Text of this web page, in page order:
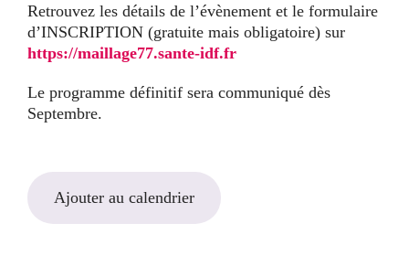
Retrouvez les détails de l’évènement et le formulaire
d’INSCRIPTION (gratuite mais obligatoire) sur
https://maillage77.sante-idf.fr
Le programme définitif sera communiqué dès
Septembre.
Ajouter au calendrier